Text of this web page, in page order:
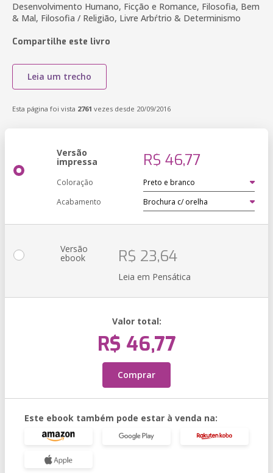
Desenvolvimento Humano, Ficção e Romance, Filosofia, Bem
& Mal, Filosofia / Religião, Livre Arbŕtrio & Determinismo
Compartilhe este livro
Leia um trecho
Esta página foi vista 2761 vezes desde 20/09/2016
Versão
impressa R$ 46,77
Coloração
Acabamento
Versão
ebook R$ 23,64
Leia em Pensática
Valor total:
R$ 46,77
Comprar
Este ebook também pode estar à venda na: